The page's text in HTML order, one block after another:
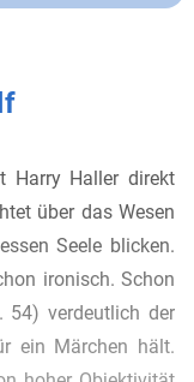
Harry Haller direkt
über das Wesen
Seele blicken.
ironisch. Schon
54) verdeutlich der
ein Märchen hält.